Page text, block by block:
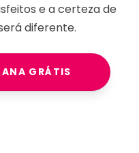
e a certeza de
diferente.
GRÁTIS